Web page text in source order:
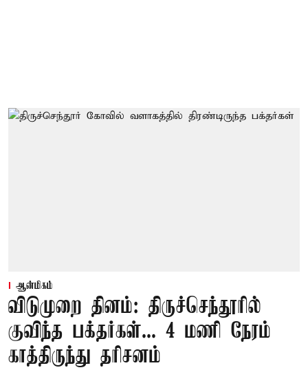
ஆன்மிகம்
விடுமுறை தினம்: திருச்செந்தூரில்
குவிந்த பக்தர்கள்... 4 மணி நேரம்
காத்திருந்து தரிசனம்